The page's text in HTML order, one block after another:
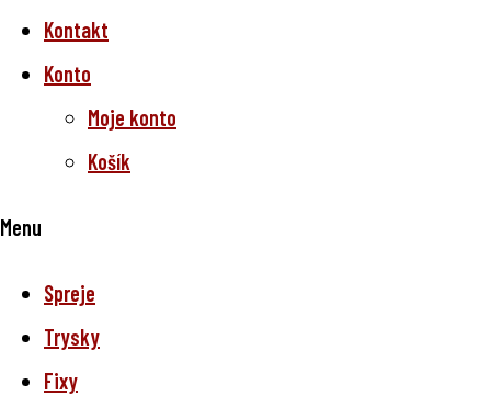
Kontakt
Konto
Moje konto
Košík
Menu
Spreje
Trysky
Fixy